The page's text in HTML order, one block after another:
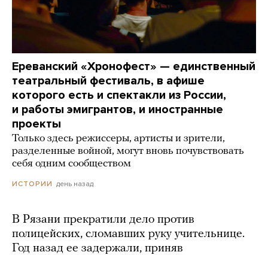
Ереванский «Хронофест» — единственный
театральный фестиваль, в афише
которого есть и спектакли из России,
и работы эмигрантов, и иностранные
проекты
Только здесь режиссеры, артисты и зрители,
разделенные войной, могут вновь почувствовать
себя одним сообществом
ИСТОРИИ день назад
В Рязани прекратили дело против
полицейских, сломавших руку учительнице.
Год назад ее задержали, приняв